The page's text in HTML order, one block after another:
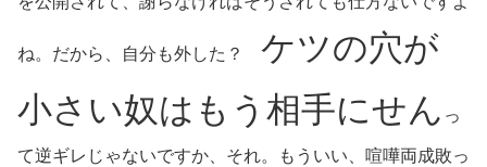
ね。だから、自分も外した？ ケツの穴が
小さい奴はもう相手にせん っ
て逆ギレじゃないですか、それ。もういい、喧嘩両成敗っ